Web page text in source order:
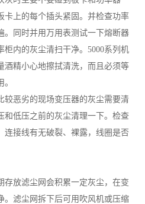
卡上的每个插头紧固。并检查功率
。同时并用万用表测试一下熔断器
内的灰尘清扫干净。5000系列机
酒精小心地擦拭清洗，而且必须等
恶劣的现场变压器的灰尘需要清
和低压之前的灰尘清理一下。检查
连接线有无破裂、裸露，线圈是否
放滤尘网会积累一定灰尘，在变
。滤尘网拆下后可用吹风机或压缩